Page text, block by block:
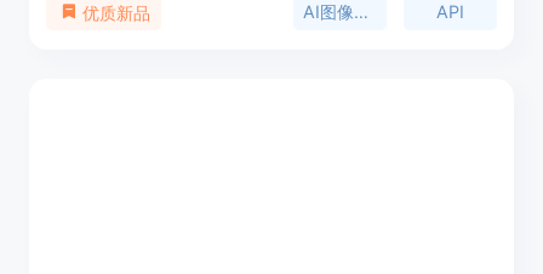
自定义模型。它的定价方式是按需付费，每个标准图
优质新品 AI图像生成 API